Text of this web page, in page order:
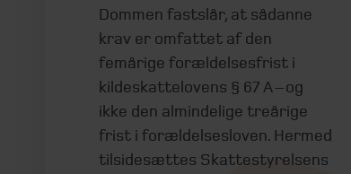
Dommen fastslår, at sådanne
krav er omfattet af den
femårige forældelsesfrist i
kildeskattelovens § 67 A – og
ikke den almindelige treårige
frist i forældelsesloven. Hermed
tilsidesættes Skattestyrelsens